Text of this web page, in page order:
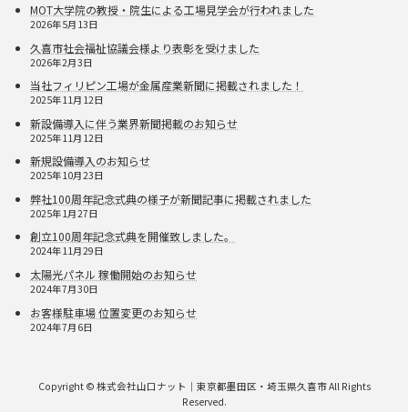
MOT大学院の教授・院生による工場見学会が行われました
2026年5月13日
久喜市社会福祉協議会様より表彰を受けました
2026年2月3日
当社フィリピン工場が金属産業新聞に掲載されました！
2025年11月12日
新設備導入に伴う業界新聞掲載のお知らせ
2025年11月12日
新規設備導入のお知らせ
2025年10月23日
弊社100周年記念式典の様子が新聞記事に掲載されました
2025年1月27日
創立100周年記念式典を開催致しました。
2024年11月29日
太陽光パネル 稼働開始のお知らせ
2024年7月30日
お客様駐車場 位置変更のお知らせ
2024年7月6日
Copyright © 株式会社山口ナット｜東京都墨田区・埼玉県久喜市 All Rights
Reserved.